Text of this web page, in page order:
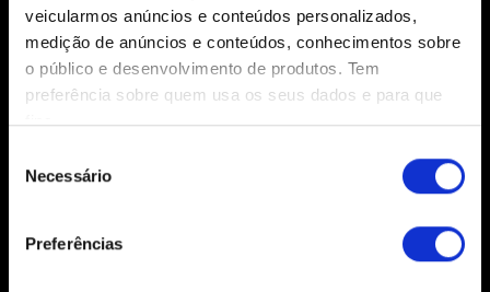
veicularmos anúncios e conteúdos personalizados,
medição de anúncios e conteúdos, conhecimentos sobre
o público e desenvolvimento de produtos. Tem
preferência sobre quem usa os seus dados e para que
fins.
Se permitir, gostaríamos também de:
geográfica as quais podem ter uma precisão de
vários metros
Necessário
Preferências
Som
inglês